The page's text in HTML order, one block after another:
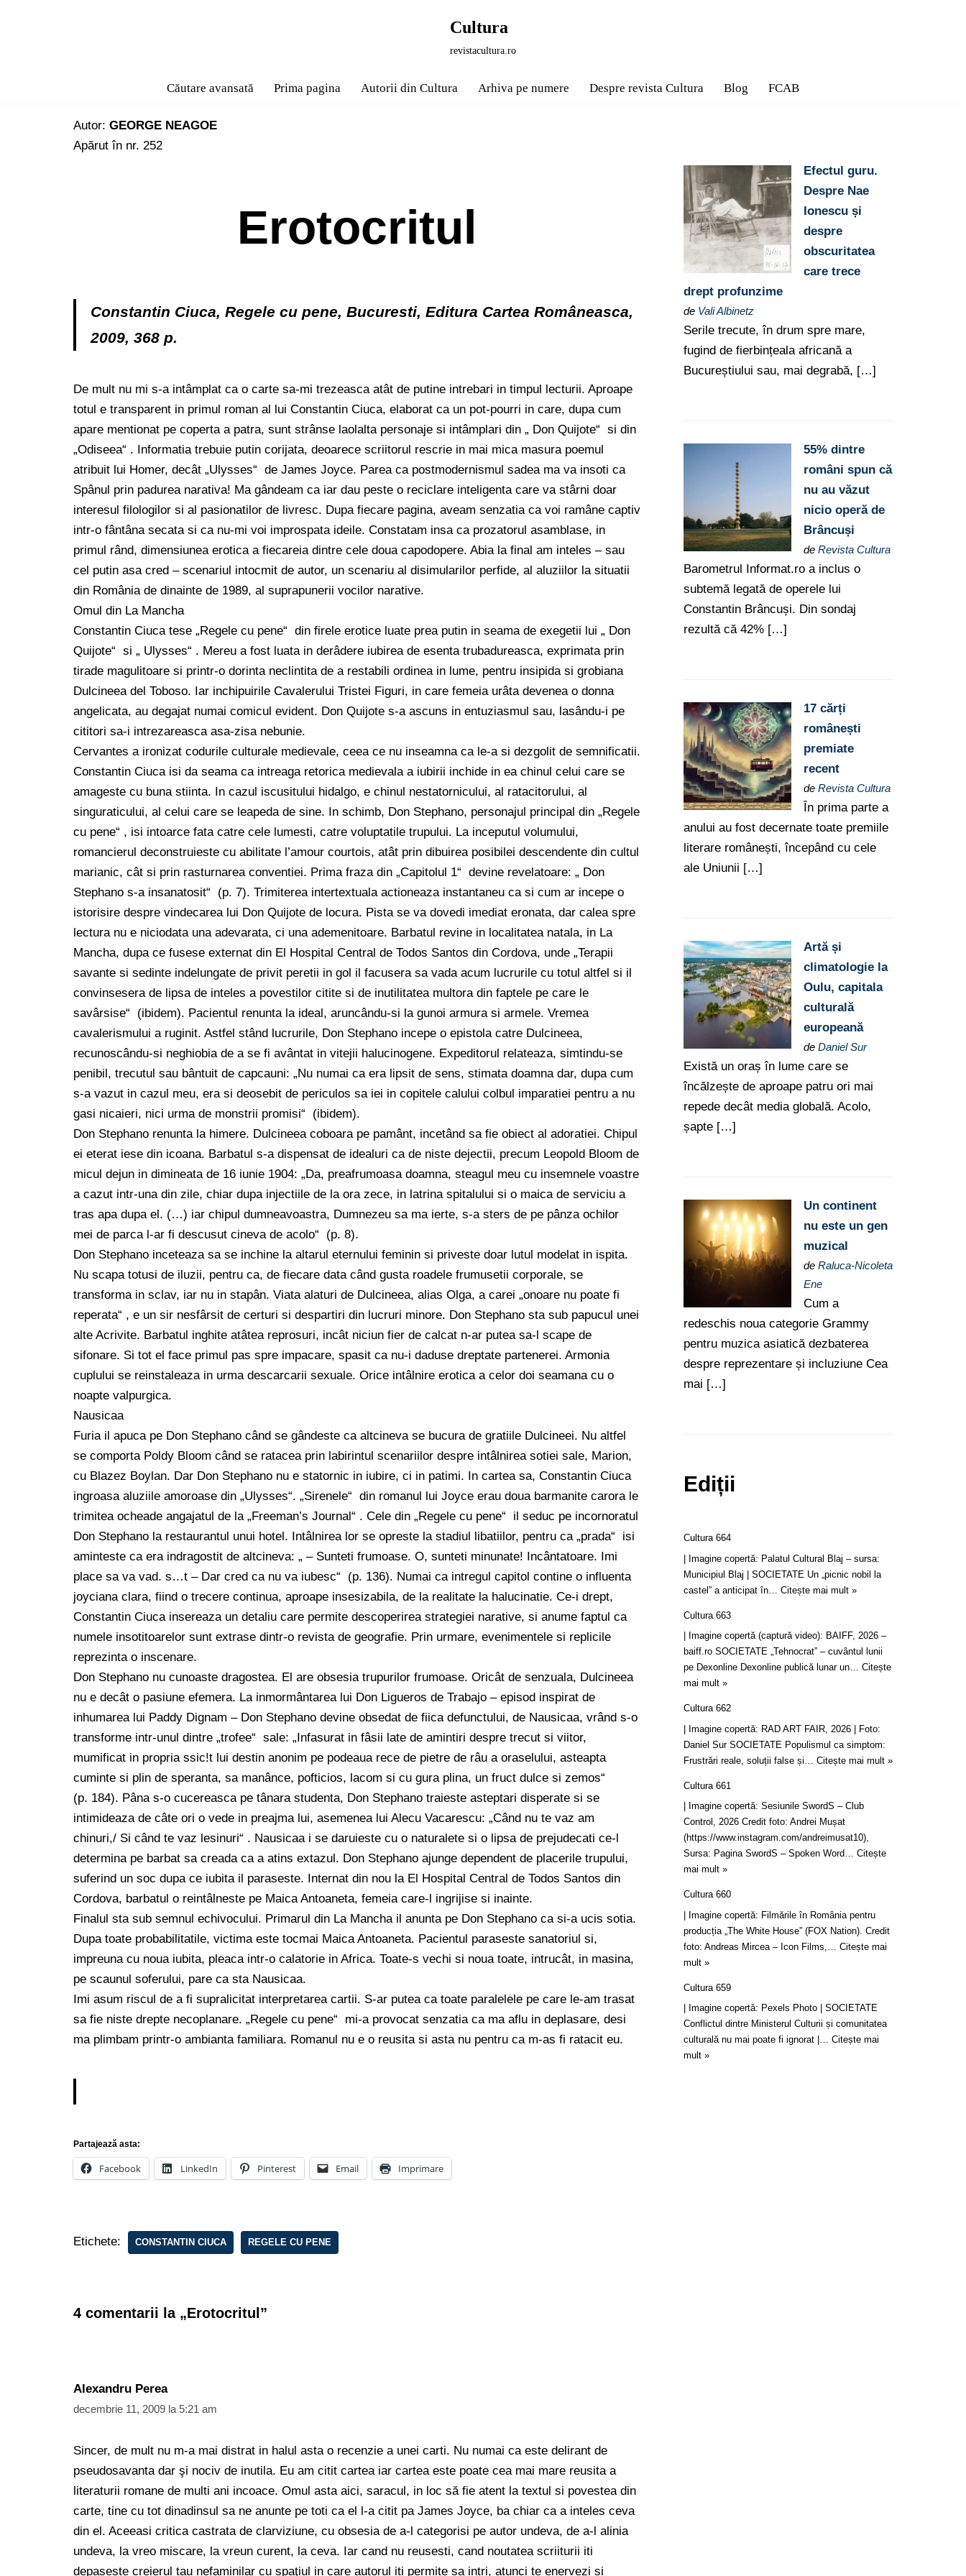
Cultura
revistacultura.ro
Căutare avansată Prima pagina Autorii din Cultura Arhiva pe numere Despre revista Cultura Blog FCAB
Autor: GEORGE NEAGOE
Apărut în nr. 252
Erotocritul
Constantin Ciuca, Regele cu pene, Bucuresti, Editura Cartea Româneasca,
2009, 368 p.
De mult nu mi s-a intâmplat ca o carte sa-mi trezeasca atât de putine intrebari in timpul lecturii. Aproape
totul e transparent in primul roman al lui Constantin Ciuca, elaborat ca un pot-pourri in care, dupa cum
apare mentionat pe coperta a patra, sunt strânse laolalta personaje si intâmplari din „ Don Quijote“ si din
„Odiseea“ . Informatia trebuie putin corijata, deoarece scriitorul rescrie in mai mica masura poemul
atribuit lui Homer, decât „Ulysses“ de James Joyce. Parea ca postmodernismul sadea ma va insoti ca
Spânul prin padurea narativa! Ma gândeam ca iar dau peste o reciclare inteligenta care va stârni doar
interesul filologilor si al pasionatilor de livresc. Dupa fiecare pagina, aveam senzatia ca voi ramâne captiv
intr-o fântâna secata si ca nu-mi voi improspata ideile. Constatam insa ca prozatorul asamblase, in
primul rând, dimensiunea erotica a fiecareia dintre cele doua capodopere. Abia la final am inteles – sau
cel putin asa cred – scenariul intocmit de autor, un scenariu al disimularilor perfide, al aluziilor la situatii
din România de dinainte de 1989, al suprapunerii vocilor narative.
Omul din La Mancha
Constantin Ciuca tese „Regele cu pene“ din firele erotice luate prea putin in seama de exegetii lui „ Don
Quijote“ si „ Ulysses“ . Mereu a fost luata in derâdere iubirea de esenta trubadureasca, exprimata prin
tirade magulitoare si printr-o dorinta neclintita de a restabili ordinea in lume, pentru insipida si grobiana
Dulcineea del Toboso. Iar inchipuirile Cavalerului Tristei Figuri, in care femeia urâta devenea o donna
angelicata, au degajat numai comicul evident. Don Quijote s-a ascuns in entuziasmul sau, lasându-i pe
cititori sa-i intrezareasca asa-zisa nebunie.
Cervantes a ironizat codurile culturale medievale, ceea ce nu inseamna ca le-a si dezgolit de semnificatii.
Constantin Ciuca isi da seama ca intreaga retorica medievala a iubirii inchide in ea chinul celui care se
amageste cu buna stiinta. In cazul iscusitului hidalgo, e chinul nestatornicului, al ratacitorului, al
singuraticului, al celui care se leapeda de sine. In schimb, Don Stephano, personajul principal din „Regele
cu pene“ , isi intoarce fata catre cele lumesti, catre voluptatile trupului. La inceputul volumului,
romancierul deconstruieste cu abilitate l’amour courtois, atât prin dibuirea posibilei descendente din cultul
marianic, cât si prin rasturnarea conventiei. Prima fraza din „Capitolul 1“ devine revelatoare: „ Don
Stephano s-a insanatosit“ (p. 7). Trimiterea intertextuala actioneaza instantaneu ca si cum ar incepe o
istorisire despre vindecarea lui Don Quijote de locura. Pista se va dovedi imediat eronata, dar calea spre
lectura nu e niciodata una adevarata, ci una ademenitoare. Barbatul revine in localitatea natala, in La
Mancha, dupa ce fusese externat din El Hospital Central de Todos Santos din Cordova, unde „Terapii
savante si sedinte indelungate de privit peretii in gol il facusera sa vada acum lucrurile cu totul altfel si il
convinsesera de lipsa de inteles a povestilor citite si de inutilitatea multora din faptele pe care le
savârsise“ (ibidem). Pacientul renunta la ideal, aruncându-si la gunoi armura si armele. Vremea
cavalerismului a ruginit. Astfel stând lucrurile, Don Stephano incepe o epistola catre Dulcineea,
recunoscându-si neghiobia de a se fi avântat in vitejii halucinogene. Expeditorul relateaza, simtindu-se
penibil, trecutul sau bântuit de capcauni: „Nu numai ca era lipsit de sens, stimata doamna dar, dupa cum
s-a vazut in cazul meu, era si deosebit de periculos sa iei in copitele calului colbul imparatiei pentru a nu
gasi nicaieri, nici urma de monstrii promisi“ (ibidem).
Don Stephano renunta la himere. Dulcineea coboara pe pamânt, incetând sa fie obiect al adoratiei. Chipul
ei eterat iese din icoana. Barbatul s-a dispensat de idealuri ca de niste dejectii, precum Leopold Bloom de
micul dejun in dimineata de 16 iunie 1904: „Da, preafrumoasa doamna, steagul meu cu insemnele voastre
a cazut intr-una din zile, chiar dupa injectiile de la ora zece, in latrina spitalului si o maica de serviciu a
tras apa dupa el. (…) iar chipul dumneavoastra, Dumnezeu sa ma ierte, s-a sters de pe pânza ochilor
mei de parca l-ar fi descusut cineva de acolo“ (p. 8).
Don Stephano inceteaza sa se inchine la altarul eternului feminin si priveste doar lutul modelat in ispita.
Nu scapa totusi de iluzii, pentru ca, de fiecare data când gusta roadele frumusetii corporale, se
transforma in sclav, iar nu in stapân. Viata alaturi de Dulcineea, alias Olga, a carei „onoare nu poate fi
reperata“ , e un sir nesfârsit de certuri si despartiri din lucruri minore. Don Stephano sta sub papucul unei
alte Acrivite. Barbatul inghite atâtea reprosuri, incât niciun fier de calcat n-ar putea sa-l scape de
sifonare. Si tot el face primul pas spre impacare, spasit ca nu-i daduse dreptate partenerei. Armonia
cuplului se reinstaleaza in urma descarcarii sexuale. Orice intâlnire erotica a celor doi seamana cu o
noapte valpurgica.
Nausicaa
Furia il apuca pe Don Stephano când se gândeste ca altcineva se bucura de gratiile Dulcineei. Nu altfel
se comporta Poldy Bloom când se ratacea prin labirintul scenariilor despre intâlnirea sotiei sale, Marion,
cu Blazez Boylan. Dar Don Stephano nu e statornic in iubire, ci in patimi. In cartea sa, Constantin Ciuca
ingroasa aluziile amoroase din „Ulysses“. „Sirenele“ din romanul lui Joyce erau doua barmanite carora le
trimitea ocheade angajatul de la „Freeman’s Journal“ . Cele din „Regele cu pene“ il seduc pe incornoratul
Don Stephano la restaurantul unui hotel. Intâlnirea lor se opreste la stadiul libatiilor, pentru ca „prada“ isi
aminteste ca era indragostit de altcineva: „ – Sunteti frumoase. O, sunteti minunate! Incântatoare. Imi
place sa va vad. s…t – Dar cred ca nu va iubesc“ (p. 136). Numai ca intregul capitol contine o influenta
joyciana clara, fiind o trecere continua, aproape insesizabila, de la realitate la halucinatie. Ce-i drept,
Constantin Ciuca insereaza un detaliu care permite descoperirea strategiei narative, si anume faptul ca
numele insotitoarelor sunt extrase dintr-o revista de geografie. Prin urmare, evenimentele si replicile
reprezinta o inscenare.
Don Stephano nu cunoaste dragostea. El are obsesia trupurilor frumoase. Oricât de senzuala, Dulcineea
nu e decât o pasiune efemera. La inmormântarea lui Don Ligueros de Trabajo – episod inspirat de
inhumarea lui Paddy Dignam – Don Stephano devine obsedat de fiica defunctului, de Nausicaa, vrând s-o
transforme intr-unul dintre „trofee“ sale: „Infasurat in fâsii late de amintiri despre trecut si viitor,
mumificat in propria ssic!t lui destin anonim pe podeaua rece de pietre de râu a oraselului, asteapta
cuminte si plin de speranta, sa manânce, pofticios, lacom si cu gura plina, un fruct dulce si zemos“
(p. 184). Pâna s-o cucereasca pe tânara studenta, Don Stephano traieste asteptari disperate si se
intimideaza de câte ori o vede in preajma lui, asemenea lui Alecu Vacarescu: „Când nu te vaz am
chinuri,/ Si când te vaz lesinuri“ . Nausicaa i se daruieste cu o naturalete si o lipsa de prejudecati ce-l
determina pe barbat sa creada ca a atins extazul. Don Stephano ajunge dependent de placerile trupului,
suferind un soc dupa ce iubita il paraseste. Internat din nou la El Hospital Central de Todos Santos din
Cordova, barbatul o reintâlneste pe Maica Antoaneta, femeia care-l ingrijise si inainte.
Finalul sta sub semnul echivocului. Primarul din La Mancha il anunta pe Don Stephano ca si-a ucis sotia.
Dupa toate probabilitatile, victima este tocmai Maica Antoaneta. Pacientul paraseste sanatoriul si,
impreuna cu noua iubita, pleaca intr-o calatorie in Africa. Toate-s vechi si noua toate, intrucât, in masina,
pe scaunul soferului, pare ca sta Nausicaa.
Imi asum riscul de a fi supralicitat interpretarea cartii. S-ar putea ca toate paralelele pe care le-am trasat
sa fie niste drepte necoplanare. „Regele cu pene“ mi-a provocat senzatia ca ma aflu in deplasare, desi
ma plimbam printr-o ambianta familiara. Romanul nu e o reusita si asta nu pentru ca m-as fi ratacit eu.
Partajează asta:
Facebook LinkedIn Pinterest Email Imprimare
Etichete: CONSTANTIN CIUCA REGELE CU PENE
4 comentarii la „Erotocritul”
Alexandru Perea
decembrie 11, 2009 la 5:21 am
Sincer, de mult nu m-a mai distrat in halul asta o recenzie a unei carti. Nu numai ca este delirant de
pseudosavanta dar şi nociv de inutila. Eu am citit cartea iar cartea este poate cea mai mare reusita a
literaturii romane de multi ani incoace. Omul asta aici, saracul, in loc să fie atent la textul si povestea din
carte, tine cu tot dinadinsul sa ne anunte pe toti ca el l-a citit pa James Joyce, ba chiar ca a inteles ceva
din el. Aceeasi critica castrata de clarviziune, cu obsesia de a-l categorisi pe autor undeva, de a-l alinia
undeva, la vreo miscare, la vreun curent, la ceva. Iar cand nu reusesti, cand noutatea scriiturii iti
depaseste creierul tau nefaminilar cu spaţiul in care autorul iti permite sa intri, atunci te enervezi si
Efectul guru.
Despre Nae
Ionescu și
despre
obscuritatea
care trece
drept profunzime
de Vali Albinetz
Serile trecute, în drum spre mare,
fugind de fierbințeala africană a
Bucureștiului sau, mai degrabă, […]
55% dintre
români spun că
nu au văzut
nicio operă de
Brâncuși
de Revista Cultura
Barometrul Informat.ro a inclus o
subtemă legată de operele lui
Constantin Brâncuși. Din sondaj
rezultă că 42% […]
17 cărți
românești
premiate
recent
de Revista Cultura
În prima parte a
anului au fost decernate toate premiile
literare românești, începând cu cele
ale Uniunii […]
Artă și
climatologie la
Oulu, capitala
culturală
europeană
de Daniel Sur
Există un oraș în lume care se
încălzește de aproape patru ori mai
repede decât media globală. Acolo,
șapte […]
Un continent
nu este un gen
muzical
de Raluca-Nicoleta
Ene
Cum a
redeschis noua categorie Grammy
pentru muzica asiatică dezbaterea
despre reprezentare și incluziune Cea
mai […]
Ediții
Cultura 664
| Imagine copertă: Palatul Cultural Blaj – sursa:
Municipiul Blaj | SOCIETATE Un „picnic nobil la
castel” a anticipat în… Citește mai mult »
Cultura 663
| Imagine copertă (captură video): BAIFF, 2026 –
baiff.ro SOCIETATE „Tehnocrat” – cuvântul lunii
pe Dexonline Dexonline publică lunar un… Citește
mai mult »
Cultura 662
| Imagine copertă: RAD ART FAIR, 2026 | Foto:
Daniel Sur SOCIETATE Populismul ca simptom:
Frustrări reale, soluții false și… Citește mai mult »
Cultura 661
| Imagine copertă: Sesiunile SwordS – Club
Control, 2026 Credit foto: Andrei Mușat
(https://www.instagram.com/andreimusat10),
Sursa: Pagina SwordS – Spoken Word… Citește
mai mult »
Cultura 660
| Imagine copertă: Filmările în România pentru
producția „The White House” (FOX Nation). Credit
foto: Andreas Mircea – Icon Films,… Citește mai
mult »
Cultura 659
| Imagine copertă: Pexels Photo | SOCIETATE
Conflictul dintre Ministerul Culturii și comunitatea
culturală nu mai poate fi ignorat |… Citește mai
mult »